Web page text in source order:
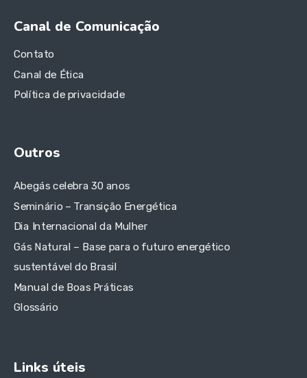
Canal de Comunicação
Contato
Canal de Ética
Política de privacidade
Outros
Abegás celebra 30 anos
Seminário – Transição Energética
Dia Internacional da Mulher
Gás Natural – Base para o futuro energético
sustentável do Brasil
Manual de Boas Práticas
Glossário
Links úteis